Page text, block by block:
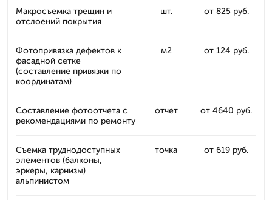
Макросъемка трещин и
отслоений покрытия
шт. от 825 руб.
Фотопривязка дефектов к
фасадной сетке
(составление привязки по
координатам)
м2 от 124 руб.
Составление фотоотчета с
рекомендациями по ремонту
отчет от 4640 руб.
Съемка труднодоступных
элементов (балконы,
эркеры, карнизы)
альпинистом
точка от 619 руб.